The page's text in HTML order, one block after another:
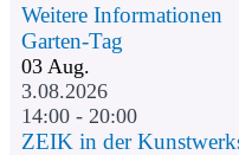
Weitere Informationen
Garten-Tag
03 Aug.
3.08.2026
14:00 - 20:00
ZEIK in der